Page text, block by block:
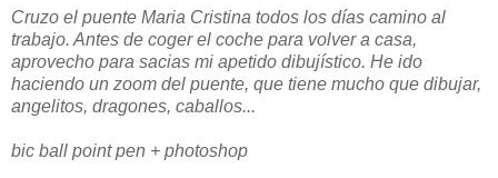
Cruzo el puente Maria Cristina todos los días camino al
trabajo. Antes de coger el coche para volver a casa,
aprovecho para sacias mi apetido dibujístico. He ido
haciendo un zoom del puente, que tiene mucho que dibujar,
angelitos, dragones, caballos...
bic ball point pen + photoshop